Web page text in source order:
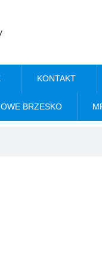
KONTAKT
BRZESKO